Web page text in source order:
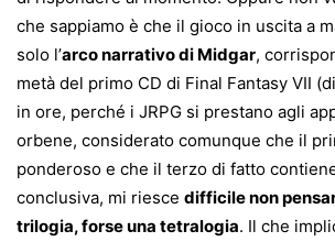
che sappiamo è che il gioco in uscita a
solo l’arco narrativo di Midgar,
metà del primo CD di Final Fantasy VII
in ore, perché i JRPG si prestano agli
orbene, considerato comunque che il
ponderoso e che il terzo di fatto
conclusiva, mi riesce difficile non
trilogia, forse una tetralogia. Il che